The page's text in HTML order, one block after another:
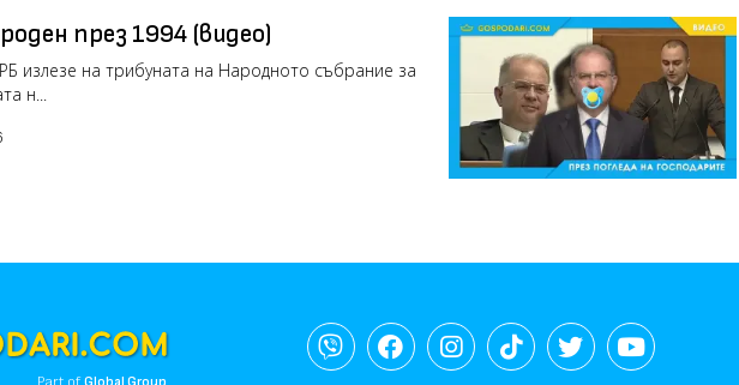
през 1994 (видео)
излезе на трибуната на Народното събрание за
н...